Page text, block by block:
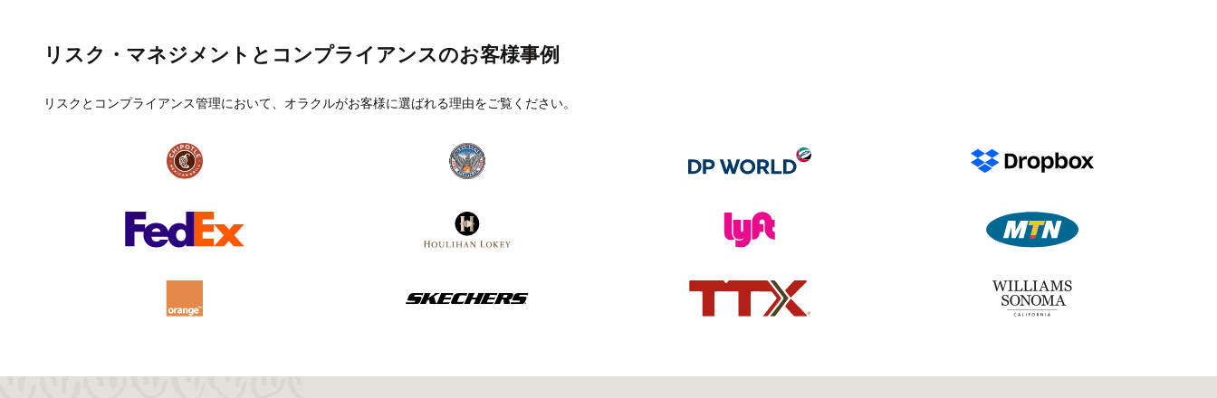
リスク・マネジメントとコンプライアンスのお客様事例
リスクとコンプライアンス管理において、オラクルがお客様に選ばれる理由をご覧ください。